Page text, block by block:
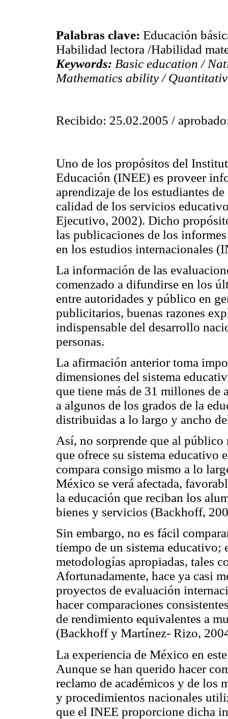
Palabras clave: Educación
Habilidad lectora /Habilidad
Keywords: Basic education /
Mathematics ability /
Recibido: 25.02.2005 /
Uno de los propósitos del
Educación (INEE) es proveer
aprendizaje de los estudiantes
calidad de los servicios
Ejecutivo, 2002). Dicho
las publicaciones de los
en los estudios internacionales
La información de las
comenzado a difundirse en los
entre autoridades y público en
publicitarios, buenas razones
indispensable del desarrollo
personas.
La afirmación anterior toma
dimensiones del sistema
que tiene más de 31 millones de
a algunos de los grados de la
distribuidas a lo largo y ancho
Así, no sorprende que al
que ofrece su sistema educativo
compara consigo mismo a lo
México se verá afectada,
la educación que reciban los
bienes y servicios (Backhoff,
Sin embargo, no es fácil
tiempo de un sistema educativo;
metodologías apropiadas, tales
Afortunadamente, hace ya casi
proyectos de evaluación
hacer comparaciones
de rendimiento equivalentes a
(Backhoff y Martínez- Rizo,
La experiencia de México en
Aunque se han querido hacer
reclamo de académicos y de los
y procedimientos nacionales
que el INEE proporcione dicha